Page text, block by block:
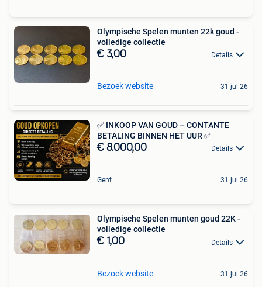
Olympische Spelen munten 22k goud -
volledige collectie
€ 3,00 Details
Bezoek website 31 jul 26
✅ INKOOP VAN GOUD – CONTANTE
BETALING BINNEN HET UUR ✅
€ 8.000,00 Details
Gent 31 jul 26
Olympische Spelen munten goud 22K -
volledige collectie
€ 1,00 Details
Bezoek website 31 jul 26